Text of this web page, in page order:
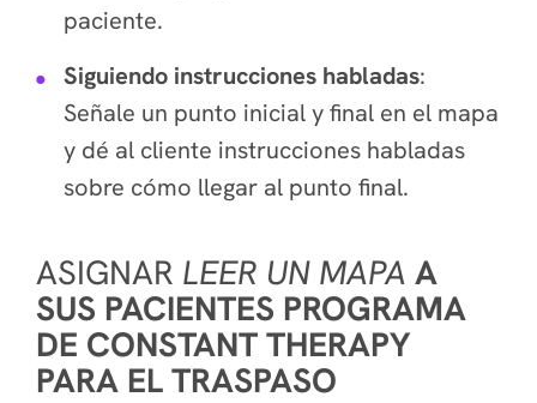
paciente.
Siguiendo instrucciones habladas:
Señale un punto inicial y final en el mapa
y dé al cliente instrucciones habladas
sobre cómo llegar al punto final.
ASIGNAR LEER UN MAPA A
SUS PACIENTES PROGRAMA
DE CONSTANT THERAPY
PARA EL TRASPASO